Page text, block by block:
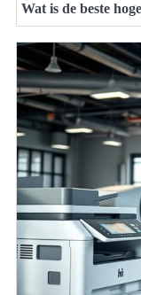
Wat is de beste